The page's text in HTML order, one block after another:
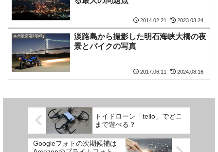
2014.02.21 2023.03.24
本州最南端｢潮岬｣
淡路島から撮影した明石海峡大橋の夜
景とバイクの写真
2017.06.11 2024.08.16
トイドローン「tello」でどこ
まで遊べる？
Googleフォトの次期候補は